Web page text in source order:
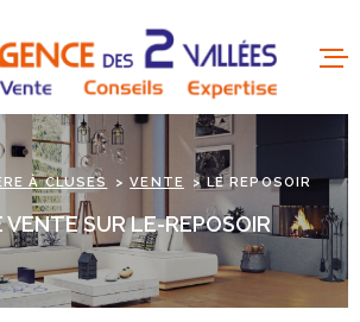
À CLUSES VENTE LE REPOSOIR
SUR LE-REPOSOIR